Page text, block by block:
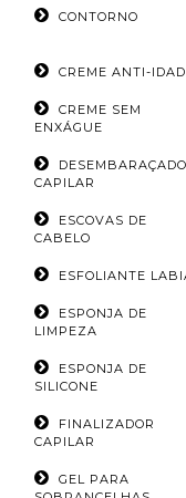
CONTORNO
CREME ANTI-
CREME SEM
ENXÁGUE
CAPILAR
ESCOVAS DE
CABELO
ESFOLIANTE
ESPONJA DE
LIMPEZA
ESPONJA DE
SILICONE
FINALIZADOR
CAPILAR
GEL PARA